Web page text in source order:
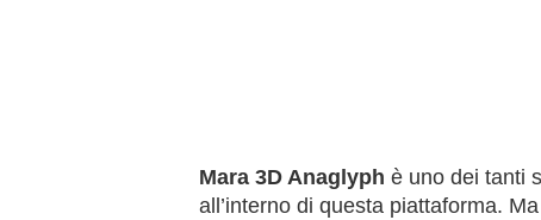
Mara 3D Anaglyph è uno dei tanti
all’interno di questa piattaforma.